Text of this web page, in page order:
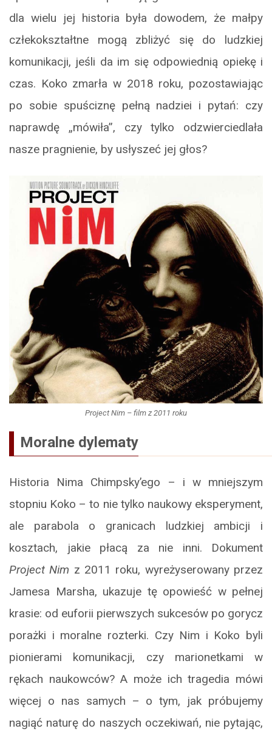
dla wielu jej historia była dowodem, że małpy
człekokształtne mogą zbliżyć się do ludzkiej
komunikacji, jeśli da im się odpowiednią opiekę i
czas. Koko zmarła w 2018 roku, pozostawiając
po sobie spuściznę pełną nadziei i pytań: czy
naprawdę „mówiła”, czy tylko odzwierciedlała
nasze pragnienie, by usłyszeć jej głos?
Project Nim – film z 2011 roku
Moralne dylematy
Historia Nima Chimpsky’ego – i w mniejszym
stopniu Koko – to nie tylko naukowy eksperyment,
ale parabola o granicach ludzkiej ambicji i
kosztach, jakie płacą za nie inni. Dokument
Project Nim z 2011 roku, wyreżyserowany przez
Jamesa Marsha, ukazuje tę opowieść w pełnej
krasie: od euforii pierwszych sukcesów po gorycz
porażki i moralne rozterki. Czy Nim i Koko byli
pionierami komunikacji, czy marionetkami w
rękach naukowców? A może ich tragedia mówi
więcej o nas samych – o tym, jak próbujemy
nagiąć naturę do naszych oczekiwań, nie pytając,